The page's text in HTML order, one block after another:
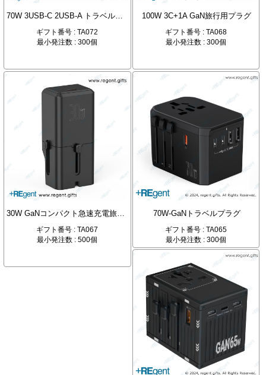
ギフト番号 : TA072
最小発注数 : 300個
100W 3C+1A GaN旅行用プラグ
ギフト番号 : TA068
最小発注数 : 300個
ギフト番号 : TA067
最小発注数 : 500個
70W-GaNトラベルプラグ
ギフト番号 : TA065
最小発注数 : 300個